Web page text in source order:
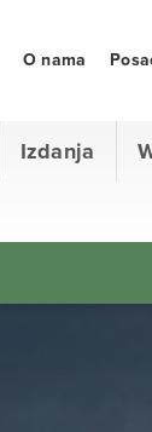
Izdanja
O nama